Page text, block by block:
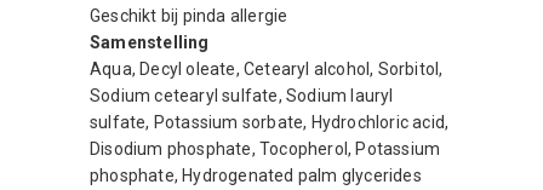
Geschikt bij pinda allergie
Samenstelling
Aqua, Decyl oleate, Cetearyl alcohol, Sorbitol,
Sodium cetearyl sulfate, Sodium lauryl
sulfate, Potassium sorbate, Hydrochloric acid,
Disodium phosphate, Tocopherol, Potassium
phosphate, Hydrogenated palm glycerides